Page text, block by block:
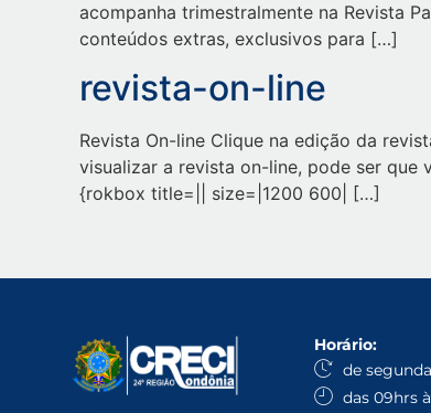
acompanha trimestralmente na Revista
conteúdos extras, exclusivos para […]
revista-on-line
Revista On-line Clique na edição da
visualizar a revista on-line, pode ser que
{rokbox title=|| size=|1200 600| […]
Horário:
de
das 09hrs